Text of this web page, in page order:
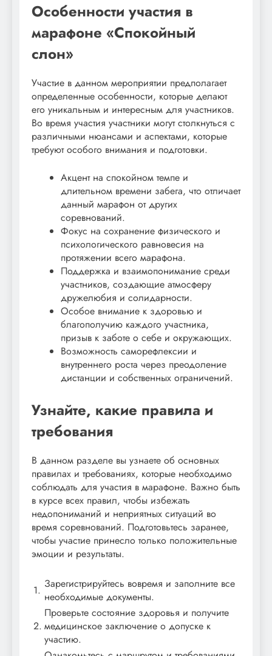
Особенности участия в
марафоне «Спокойный
слон»
Участие в данном мероприятии предполагает
определенные особенности, которые делают
его уникальным и интересным для участников.
Во время участия участники могут столкнуться с
различными нюансами и аспектами, которые
требуют особого внимания и подготовки.
Акцент на спокойном темпе и
длительном времени забега, что отличает
данный марафон от других
соревнований.
Фокус на сохранение физического и
психологического равновесия на
протяжении всего марафона.
Поддержка и взаимопонимание среди
участников, создающие атмосферу
дружелюбия и солидарности.
Особое внимание к здоровью и
благополучию каждого участника,
призыв к заботе о себе и окружающих.
Возможность саморефлексии и
внутреннего роста через преодоление
дистанции и собственных ограничений.
Узнайте, какие правила и
требования
В данном разделе вы узнаете об основных
правилах и требованиях, которые необходимо
соблюдать для участия в марафоне. Важно быть
в курсе всех правил, чтобы избежать
недопониманий и неприятных ситуаций во
время соревнований. Подготовьтесь заранее,
чтобы участие принесло только положительные
эмоции и результаты.
1. Зарегистрируйтесь вовремя и заполните все
необходимые документы.
2.
Проверьте состояние здоровья и получите
медицинское заключение о допуске к
участию.